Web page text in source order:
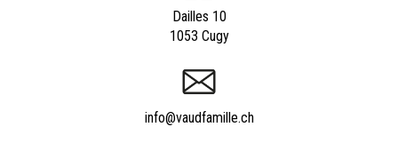
Dailles 10
1053 Cugy
info@vaudfamille.ch